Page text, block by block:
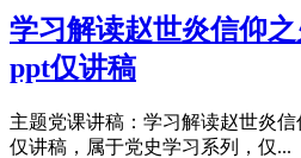
学习解读赵世炎信仰
ppt仅讲稿
主题党课讲稿：学习解读赵世炎
仅讲稿，属于党史学习系列，仅...